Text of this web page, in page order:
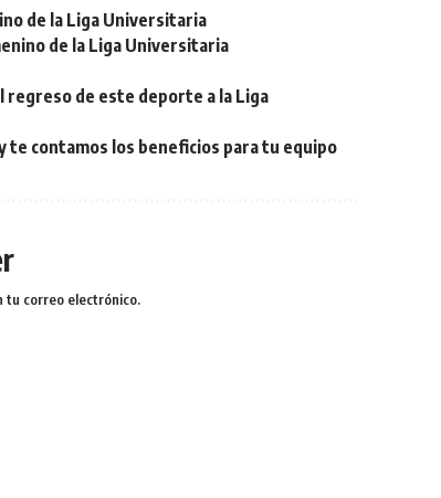
de la Liga Universitaria
de la Liga Universitaria
regreso de este deporte a la Liga
te contamos los beneficios para tu equipo
tu correo electrónico.